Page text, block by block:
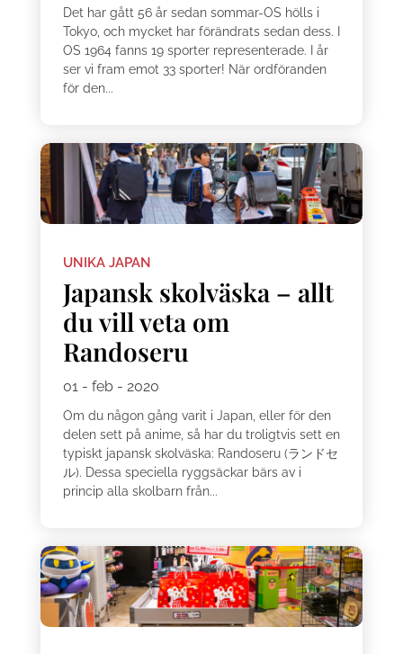
Det har gått 56 år sedan sommar-OS hölls i
Tokyo, och mycket har förändrats sedan dess. I
OS 1964 fanns 19 sporter representerade. I år
ser vi fram emot 33 sporter! När ordföranden
för den...
UNIKA JAPAN
Japansk skolväska – allt
du vill veta om
Randoseru
01 - feb - 2020
Om du någon gång varit i Japan, eller för den
delen sett på anime, så har du troligtvis sett en
typiskt japansk skolväska: Randoseru (ランドセ
ル). Dessa speciella ryggsäckar bärs av i
princip alla skolbarn från...